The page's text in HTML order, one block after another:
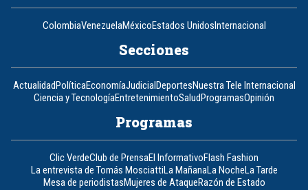
ColombiaVenezuelaMéxicoEstados UnidosInternacional
Secciones
ActualidadPolíticaEconomíaJudicialDeportesNuestra Tele Internacional
Ciencia y TecnologíaEntretenimientoSaludProgramasOpinión
Programas
Clic VerdeClub de PrensaEl InformativoFlash Fashion
La entrevista de Tomás MosciattiLa MañanaLa NocheLa Tarde
Mesa de periodistasMujeres de AtaqueRazón de Estado